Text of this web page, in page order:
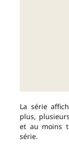
La série
plus,
et au moins
série.